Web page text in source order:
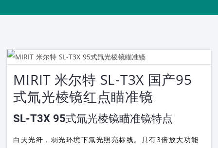
MIRIT 米尔特 SL-T3X 国产95
式氚光棱镜红点瞄准镜
SL-T3X 95式氚光棱镜瞄准镜特点
白天光纤，弱光环境下氚光照亮标线。具有3倍放大功能